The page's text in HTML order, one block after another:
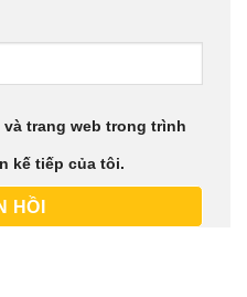
trang web trong trình
kế tiếp của tôi.